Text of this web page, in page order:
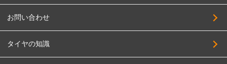
お問い合わせ
タイヤの知識